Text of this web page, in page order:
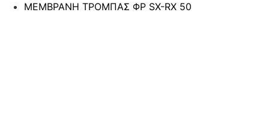
ΜΕΜΒΡΑΝΗ ΤΡΟΜΠΑΣ ΦΡ SX-RX 50